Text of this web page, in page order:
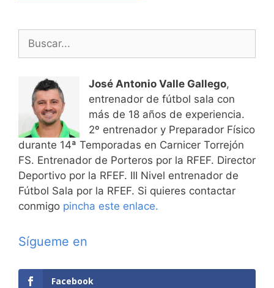
Buscar:
José Antonio Valle Gallego,
entrenador de fútbol sala con
más de 18 años de experiencia.
2º entrenador y Preparador Físico
durante 14ª Temporadas en Carnicer Torrejón
FS. Entrenador de Porteros por la RFEF. Director
Deportivo por la RFEF. III Nivel entrenador de
Fútbol Sala por la RFEF. Si quieres contactar
conmigo pincha este enlace.
Sígueme en
Facebook